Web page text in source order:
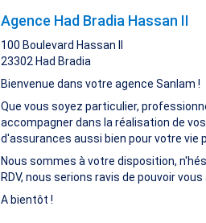
Agence Had Bradia Hassan II
100 Boulevard Hassan II
23302 Had Bradia
Bienvenue dans votre agence Sanlam !
Que vous soyez particulier,
accompagner dans la réalisation de
d'assurances aussi bien pour votre vie
Nous sommes à votre disposition,
RDV, nous serions ravis de pouvoir
A bientôt !